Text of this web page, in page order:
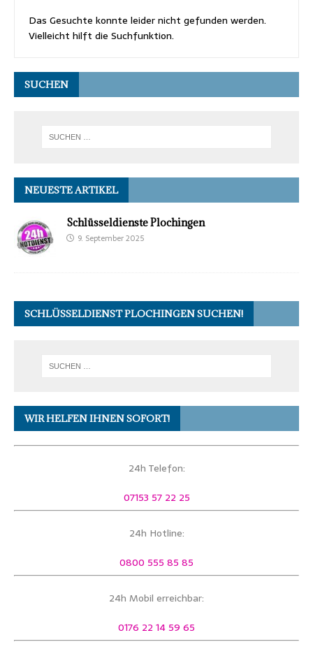
Das Gesuchte konnte leider nicht gefunden werden.
Vielleicht hilft die Suchfunktion.
SUCHEN
NEUESTE ARTIKEL
Schlüsseldienste Plochingen
9. September 2025
SCHLÜSSELDIENST PLOCHINGEN SUCHEN!
WIR HELFEN IHNEN SOFORT!
24h Telefon:
07153 57 22 25
24h Hotline:
0800 555 85 85
24h Mobil erreichbar:
0176 22 14 59 65